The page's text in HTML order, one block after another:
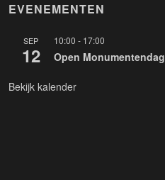
EVENEMENTEN
SEP
12
10:00 - 17:00
Open Monumentendag
Bekijk kalender